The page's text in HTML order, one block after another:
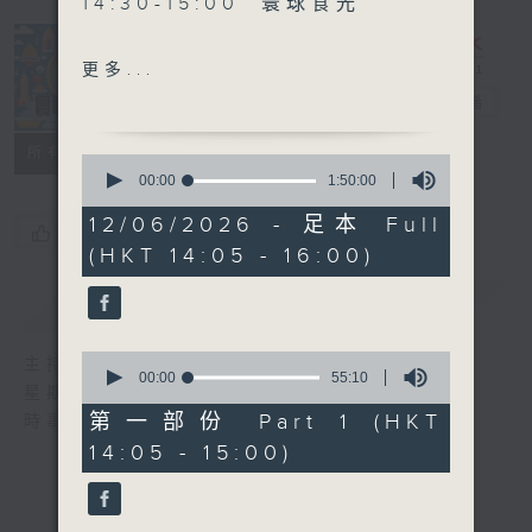
所有集數
您喜歡這個節目嗎?
簡介
時事趣聞，最新資訊，應有盡有
15:30-16:00 寰球全接觸-
更多...
seconds
1
hour,
50
minutes,
0
seconds
00:00 1:50:00
12/06/2026 - 足本 Full
(HKT 14:05 - 16:00)
seconds
55
minutes,
10
seconds
00:00 55:10
第一部份 Part 1 (HKT
14:05 - 15:00)